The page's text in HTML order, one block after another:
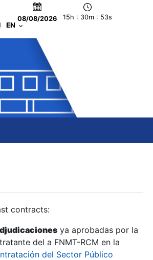
08/08/2026 15h : 30m : 54s
EN
contracts:
ya aprobadas por la
del a FNMT-RCM en la
del Sector Público